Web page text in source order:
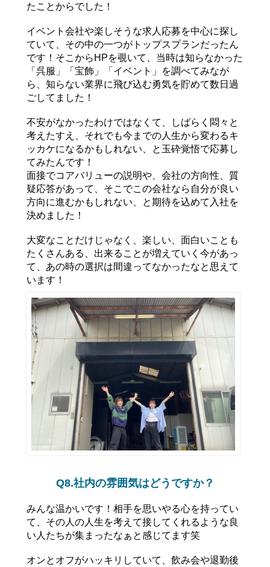
たことからでした！
イベント会社や楽しそうな求人応募を中心に探し
ていて、その中の一つがトップスプランだったん
です！そこからHPを覗いて、当時は知らなかった
「呉服」「宝飾」「イベント」を調べてみなが
ら、知らない業界に飛び込む勇気を貯めて数日過
ごしてました！
不安がなかったわけではなくて、しばらく悶々と
考えたすえ、それでも今までの人生から変わるキ
ッカケになるかもしれない、と玉砕覚悟で応募し
てみたんです！
面接でコアバリューの説明や、会社の方向性、質
疑応答があって、そこでこの会社なら自分が良い
方向に進むかもしれない、と期待を込めて入社を
決めました！
大変なことだけじゃなく、楽しい、面白いことも
たくさんある、出来ることが増えていく今があっ
て、あの時の選択は間違ってなかったなと思えて
います！
Q8.社内の雰囲気はどうですか？
みんな温かいです！相手を思いやる心を持ってい
て、その人の人生を考えて接してくれるような良
い人たちが集まったなぁと感じてます笑
オンとオフがハッキリしていて、飲み会や退勤後